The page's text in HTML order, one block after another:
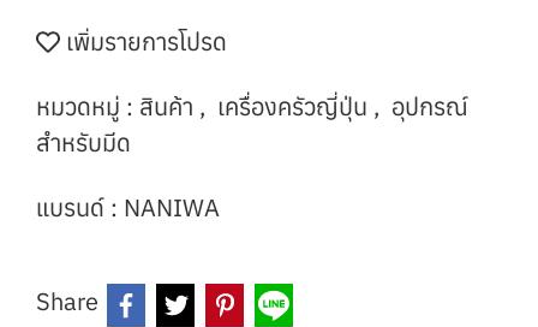
เพิ่มรายการโปรด
หมวดหมู่ : สินค้า , เครื่องครัวญี่ปุ่น , อุปกรณ์
สำหรับมีด
แบรนด์ : NANIWA
Share